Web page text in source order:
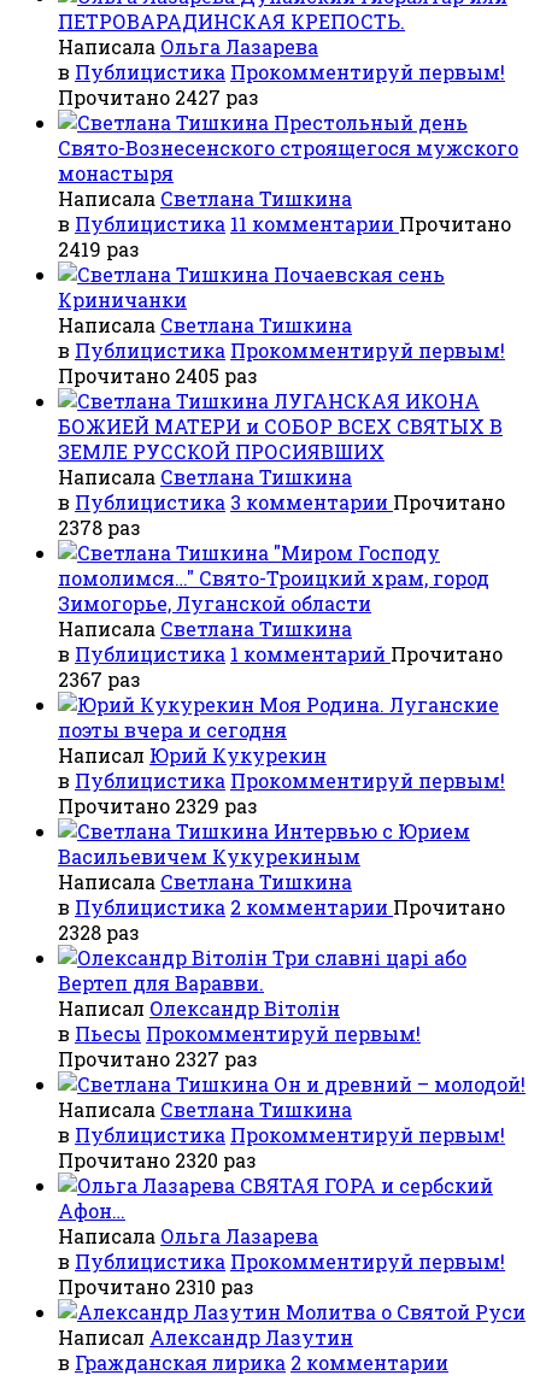
ПЕТРОВАРАДИНСКАЯ КРЕПОСТЬ.
Написала Ольга Лазарева
в Публицистика Прокомментируй первым!
Прочитано 2427 раз
Престольный день
Свято-Вознесенского строящегося мужского
монастыря
Написала Светлана Тишкина
в Публицистика 11 комментарии Прочитано
2419 раз
Почаевская сень
Криничанки
Написала Светлана Тишкина
в Публицистика Прокомментируй первым!
Прочитано 2405 раз
ЛУГАНСКАЯ ИКОНА
БОЖИЕЙ МАТЕРИ и СОБОР ВСЕХ СВЯТЫХ В
ЗЕМЛЕ РУССКОЙ ПРОСИЯВШИХ
Написала Светлана Тишкина
в Публицистика 3 комментарии Прочитано
2378 раз
"Миром Господу
помолимся…" Свято-Троицкий храм, город
Зимогорье, Луганской области
Написала Светлана Тишкина
в Публицистика 1 комментарий Прочитано
2367 раз
Моя Родина. Луганские
поэты вчера и сегодня
Написал Юрий Кукурекин
в Публицистика Прокомментируй первым!
Прочитано 2329 раз
Интервью с Юрием
Васильевичем Кукурекиным
Написала Светлана Тишкина
в Публицистика 2 комментарии Прочитано
2328 раз
Три славні царі або
Вертеп для Варавви.
Написал Олександр Вітолін
в Пьесы Прокомментируй первым!
Прочитано 2327 раз
Он и древний – молодой!
Написала Светлана Тишкина
в Публицистика Прокомментируй первым!
Прочитано 2320 раз
СВЯТАЯ ГОРА и сербский
Афон…
Написала Ольга Лазарева
в Публицистика Прокомментируй первым!
Прочитано 2310 раз
Молитва о Святой Руси
Написал Александр Лазутин
в Гражданская лирика 2 комментарии